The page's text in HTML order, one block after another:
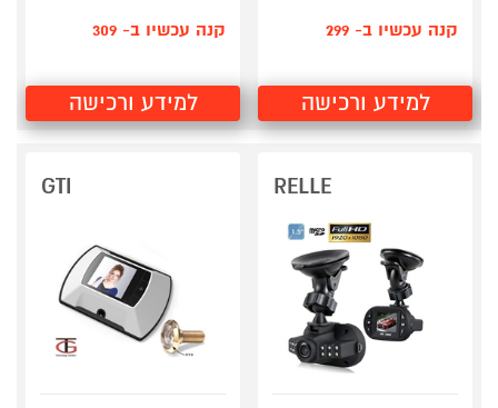
קנה עכשיו ב- 299
למידע ורכישה
קנה עכשיו ב- 309
למידע ורכישה
RELLE
GTI